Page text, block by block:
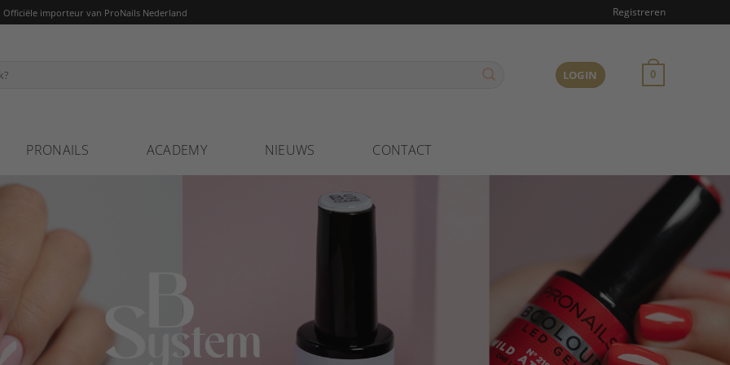
importeur van ProNails Nederland Registreren
LOGIN 0
PRONAILS ACADEMY NIEUWS CONTACT